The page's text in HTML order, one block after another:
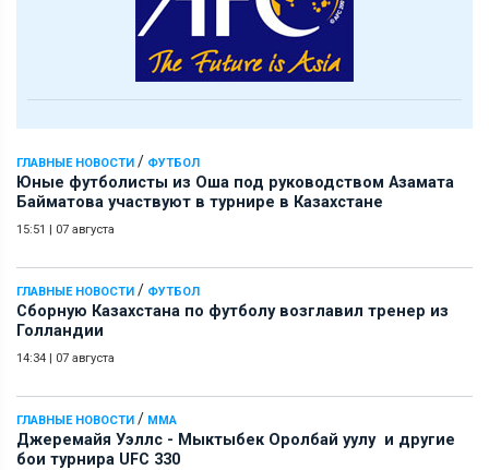
ГЛАВНЫЕ НОВОСТИ / ФУТБОЛ
Юные футболисты из Оша под руководством Азамата
Байматова участвуют в турнире в Казахстане
15:51 | 07 августа
ГЛАВНЫЕ НОВОСТИ / ФУТБОЛ
Сборную Казахстана по футболу возглавил тренер из
Голландии
14:34 | 07 августа
ГЛАВНЫЕ НОВОСТИ / ММА
Джеремайя Уэллс - Мыктыбек Оролбай уулу и другие
бои турнира UFC 330